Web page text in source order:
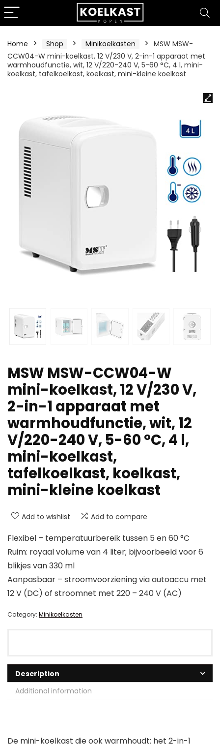
Home Shop Minikoelkasten
MSW MSW-
CCW04-W mini-koelkast, 12 V/230 V, 2-in-1 apparaat met
warmhoudfunctie, wit, 12 V/220-240 V, 5-60 °C, 4 l, mini-
koelkast, tafelkoelkast, koelkast, mini-kleine koelkast
MSW MSW-CCW04-W
mini-koelkast, 12 V/230 V,
2-in-1 apparaat met
warmhoudfunctie, wit, 12
V/220-240 V, 5-60 °C, 4 l,
mini-koelkast,
tafelkoelkast, koelkast,
mini-kleine koelkast
Add to wishlist Add to compare
Flexibel – temperatuurbereik tussen 5 en 60 °C
Ruim: royaal volume van 4 liter; bijvoorbeeld voor 6
blikjes van 330 ml
Aanpasbaar – stroomvoorziening via autoaccu met
12 V (DC) of stroomnet met 220 – 240 V (AC)
Category: Minikoelkasten
Description
Additional information
De mini-koelkast die ook warmhoudt: het 2-in-1